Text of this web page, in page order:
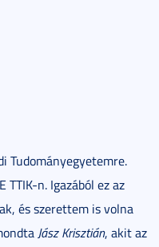
Tudományegyetemre.
n. Igazából ez az
és szerettem is volna
Jász Krisztián, akit az